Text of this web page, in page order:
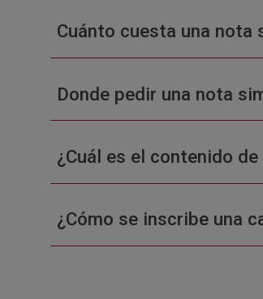
Cuánto cuesta una nota
Donde pedir una nota
¿Cuál es el contenido
¿Cómo se inscribe una